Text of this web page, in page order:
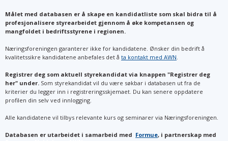
Målet med databasen er å skape en kandidatliste som skal bidra til å
profesjonalisere styrearbeidet gjennom å øke kompetansen og
mangfoldet i bedriftsstyrene i regionen.
Næringsforeningen garanterer ikke for kandidatene. Ønsker din bedrift å
kvalitetssikre kandidatene anbefales det å ta kontakt med AWN.
Registrer deg som aktuell styrekandidat via knappen "Registrer deg
her" under. Som styrekandidat vil du være søkbar i databasen ut fra de
kriterier du legger inn i registreringsskjemaet. Du kan senere oppdatere
profilen din selv ved innlogging.
Alle kandidatene vil tilbys relevante kurs og seminarer via Næringsforeningen.
Databasen er utarbeidet i samarbeid med Formue, i partnerskap med